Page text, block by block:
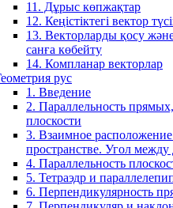
11. Дұрыс көпжақтар
12. Кеңістіктегі вектор
13. Векторларды қосу
санға көбейту
14. Компланар векторлар
рус
1. Введение
2. Параллельность
плоскости
3. Взаимное
пространстве. Угол
4. Параллельность
5. Тетраэдр и
6. Перпендикулярность